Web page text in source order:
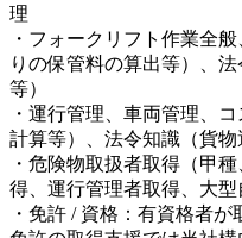
理
・フォークリフト作業全
りの保管料の算出等）
等）
・運行管理、車両管理、
計算等）、法令知識（貨物
・危険物取扱者取得（甲
得、運行管理者取得、大
・免許 / 資格：有資格者